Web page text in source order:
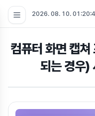
2026. 08. 10.
컴퓨터 화면 캡
되는 경우)